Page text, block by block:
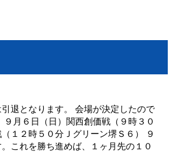
退となります。 会場が決定したので
月６日（日）関西創価戦（９時３０
１２時５０分Ｊグリーン堺Ｓ６） ９
これを勝ち進めば、１ヶ月先の１０